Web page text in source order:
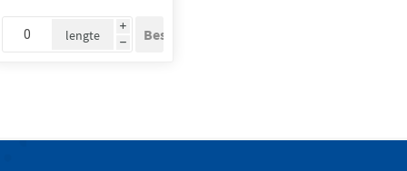
i
h
lengte